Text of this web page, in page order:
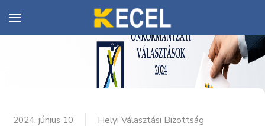
2024. június 10 Helyi Választási Bizottság